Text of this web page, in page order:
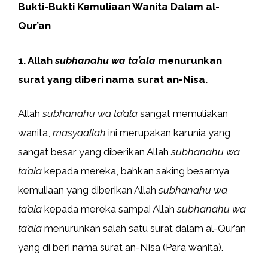
Bukti-Bukti Kemuliaan Wanita Dalam al-
Qur’an
1. Allahsubhanahu wa ta’ala menurunkan
surat yang diberi nama surat an-Nisa.
Allahsubhanahu wa ta’ala sangat memuliakan
wanita, masyaallah ini merupakan karunia yang
sangat besar yang diberikan Allahsubhanahu wa
ta’ala kepada mereka, bahkan saking besarnya
kemuliaan yang diberikan Allahsubhanahu wa
ta’ala kepada mereka sampai Allahsubhanahu wa
ta’ala menurunkan salah satu surat dalam al-Qur’an
yang di beri nama surat an-Nisa (Para wanita).